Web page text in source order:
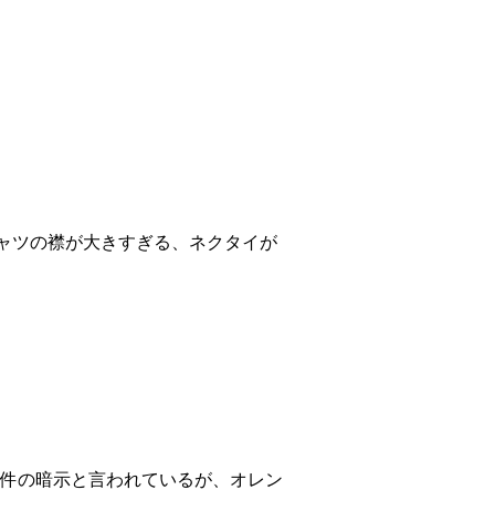
ツの襟が大きすぎる、ネクタイが
の暗示と言われているが、オレン